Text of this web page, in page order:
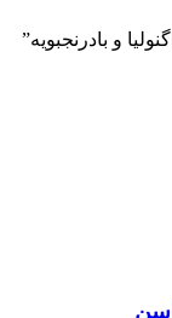
و بادرنجبویه”